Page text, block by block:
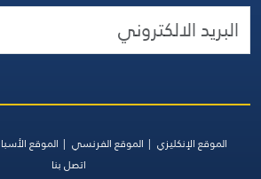
الموقع الإنكليزي الموقع الفرنسي الموقع
اتصل بنا